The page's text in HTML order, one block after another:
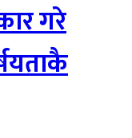
गरे